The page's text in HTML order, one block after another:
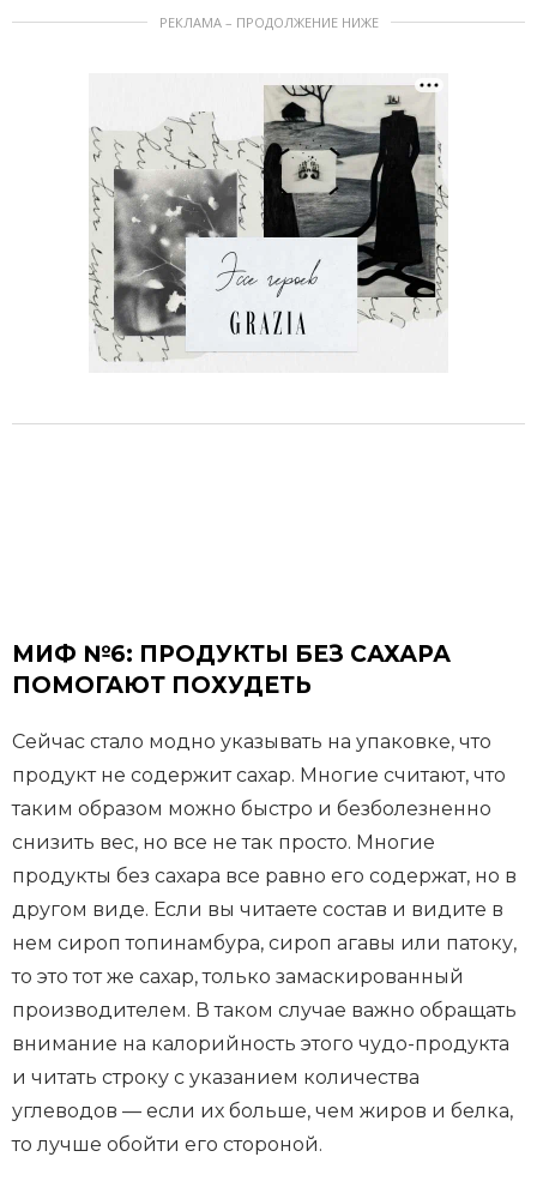
РЕКЛАМА – ПРОДОЛЖЕНИЕ НИЖЕ
МИФ №6: ПРОДУКТЫ БЕЗ САХАРА
ПОМОГАЮТ ПОХУДЕТЬ
Сейчас стало модно указывать на упаковке, что
продукт не содержит сахар. Многие считают, что
таким образом можно быстро и безболезненно
снизить вес, но все не так просто. Многие
продукты без сахара все равно его содержат, но в
другом виде. Если вы читаете состав и видите в
нем сироп топинамбура, сироп агавы или патоку,
то это тот же сахар, только замаскированный
производителем. В таком случае важно обращать
внимание на калорийность этого чудо-продукта
и читать строку с указанием количества
углеводов — если их больше, чем жиров и белка,
то лучше обойти его стороной.